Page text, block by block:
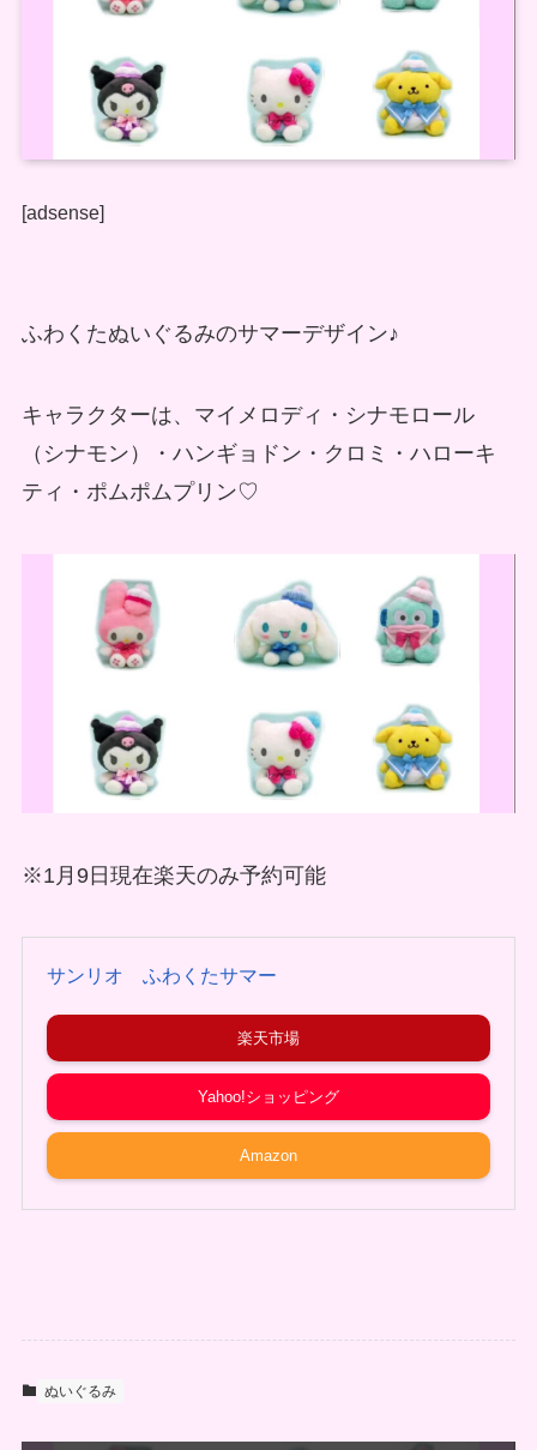
[adsense]
ふわくたぬいぐるみのサマーデザイン♪
キャラクターは、マイメロディ・シナモロール
（シナモン）・ハンギョドン・クロミ・ハローキ
ティ・ポムポムプリン♡
※1月9日現在楽天のみ予約可能
サンリオ ふわくたサマー
楽天市場
Yahoo!ショッピング
Amazon
ぬいぐるみ